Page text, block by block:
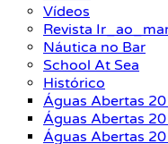
Vídeos
Revista
Náutica no Bar
School At Sea
Histórico
Águas Abertas
Águas Abertas
Águas Abertas